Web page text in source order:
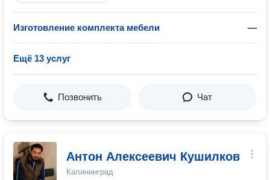
Изготовление комплекта мебели —
Ещё 13 услуг
Позвонить Чат
Антон Алексеевич Кушилков
Калининград